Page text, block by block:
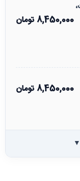
8,450,000تومان
8,450,000تومان